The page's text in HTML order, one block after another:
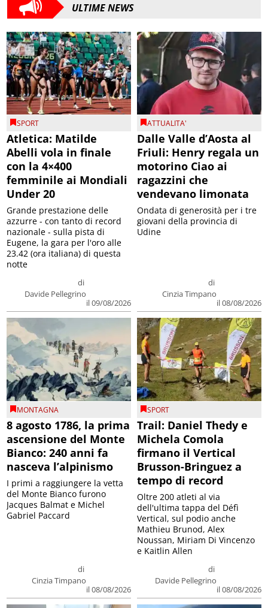
ULTIME NEWS
SPORT
Atletica: Matilde
Abelli vola in finale
con la 4×400
femminile ai Mondiali
Under 20
di
Davide Pellegrino
il 09/08/2026
Grande prestazione delle
azzurre - con tanto di record
nazionale - sulla pista di
Eugene, la gara per l'oro alle
23.42 (ora italiana) di questa
notte
ATTUALITA'
Dalle Valle d’Aosta al
Friuli: Henry regala un
motorino Ciao ai
ragazzini che
vendevano limonata
di
Cinzia Timpano
il 08/08/2026
Ondata di generosità per i tre
giovani della provincia di
Udine
MONTAGNA
8 agosto 1786, la prima
ascensione del Monte
Bianco: 240 anni fa
nasceva l’alpinismo
di
Cinzia Timpano
il 08/08/2026
I primi a raggiungere la vetta
del Monte Bianco furono
Jacques Balmat e Michel
Gabriel Paccard
SPORT
Trail: Daniel Thedy e
Michela Comola
firmano il Vertical
Brusson-Bringuez a
tempo di record
di
Davide Pellegrino
il 08/08/2026
Oltre 200 atleti al via
dell'ultima tappa del Défì
Vertical, sul podio anche
Mathieu Brunod, Alex
Noussan, Miriam Di Vincenzo
e Kaitlin Allen